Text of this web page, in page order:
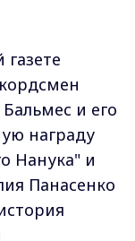
и его
награду
Нанука" и
Панасенко